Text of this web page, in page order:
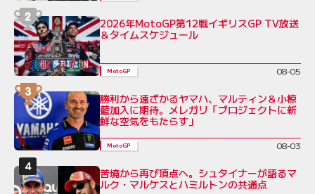
2026年MotoGP第12戦イギリスGP TV放送
＆タイムスケジュール
MotoGP 08-05
勝利から遠ざかるヤマハ、マルティン＆小椋
藍加入に期待。メレガリ「プロジェクトに新
鮮な空気をもたらす」
MotoGP 08-03
苦境から再び頂点へ。シュタイナーが語るマ
ルク・マルケスとハミルトンの共通点